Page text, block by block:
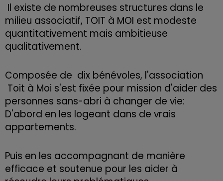
Il existe de nombreuses structures dans le
milieu associatif, TOIT à MOI est modeste
quantitativement mais ambitieuse
qualitativement.
Composée de dix bénévoles, l'association
Toit à Moi s'est fixée pour mission d'aider des
personnes sans-abri à changer de vie:
D'abord en les logeant dans de vrais
appartements.
Puis en les accompagnant de manière
efficace et soutenue pour les aider à